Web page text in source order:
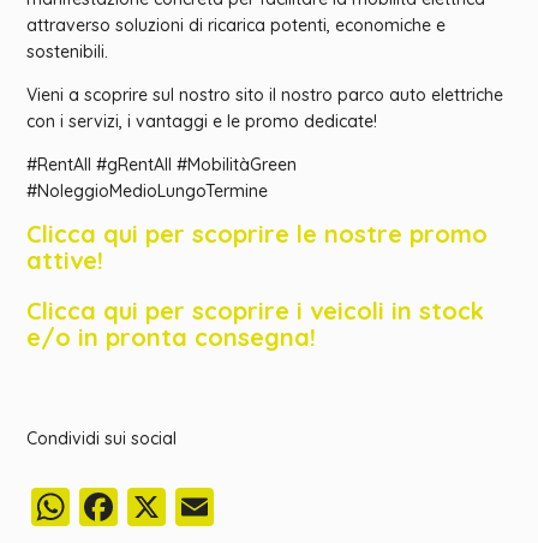
attraverso soluzioni di ricarica potenti, economiche e
sostenibili.
Vieni a scoprire sul nostro sito il nostro parco auto elettriche
con i servizi, i vantaggi e le promo dedicate!
#RentAll #gRentAll #MobilitàGreen
#NoleggioMedioLungoTermine
Clicca qui per scoprire le nostre promo
attive!
Clicca qui per scoprire i veicoli in stock
e/o in pronta consegna!
Condividi sui social
WhatsApp
Facebook
X